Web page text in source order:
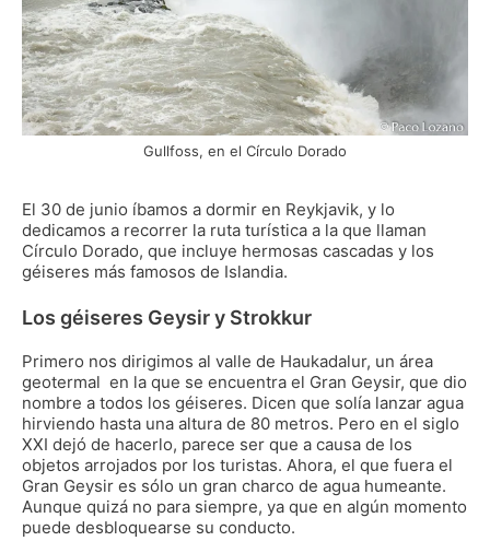
Gullfoss, en el Círculo Dorado
El 30 de junio íbamos a dormir en Reykjavik, y lo
dedicamos a recorrer la ruta turística a la que llaman
Círculo Dorado, que incluye hermosas cascadas y los
géiseres más famosos de Islandia.
Los géiseres Geysir y Strokkur
Primero nos dirigimos al valle de Haukadalur, un área
geotermal en la que se encuentra el Gran Geysir, que dio
nombre a todos los géiseres. Dicen que solía lanzar agua
hirviendo hasta una altura de 80 metros. Pero en el siglo
XXI dejó de hacerlo, parece ser que a causa de los
objetos arrojados por los turistas. Ahora, el que fuera el
Gran Geysir es sólo un gran charco de agua humeante.
Aunque quizá no para siempre, ya que en algún momento
puede desbloquearse su conducto.